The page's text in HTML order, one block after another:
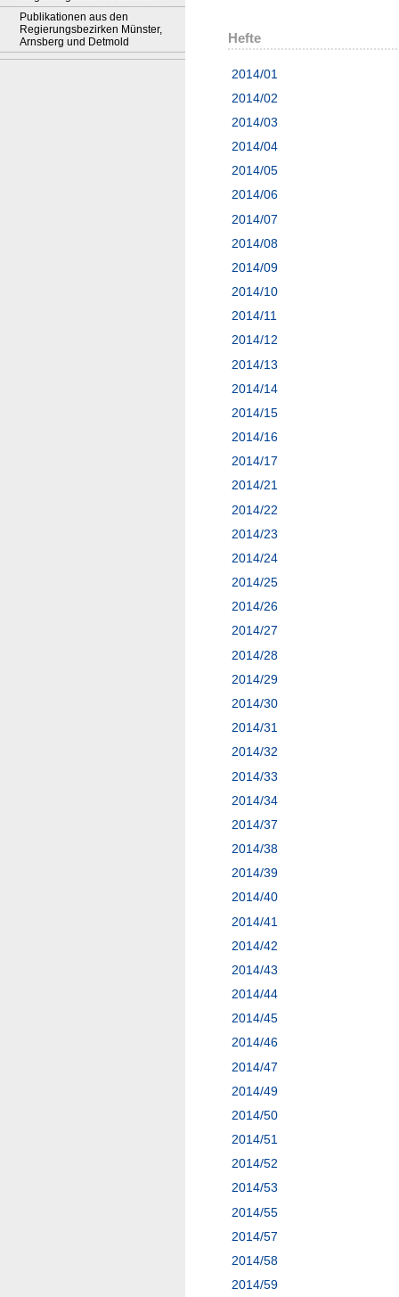
Publikationen aus den
Regierungsbezirken Münster,
Arnsberg und Detmold
Hefte
2014/01
2014/02
2014/03
2014/04
2014/05
2014/06
2014/07
2014/08
2014/09
2014/10
2014/11
2014/12
2014/13
2014/14
2014/15
2014/16
2014/17
2014/21
2014/22
2014/23
2014/24
2014/25
2014/26
2014/27
2014/28
2014/29
2014/30
2014/31
2014/32
2014/33
2014/34
2014/37
2014/38
2014/39
2014/40
2014/41
2014/42
2014/43
2014/44
2014/45
2014/46
2014/47
2014/49
2014/50
2014/51
2014/52
2014/53
2014/55
2014/57
2014/58
2014/59